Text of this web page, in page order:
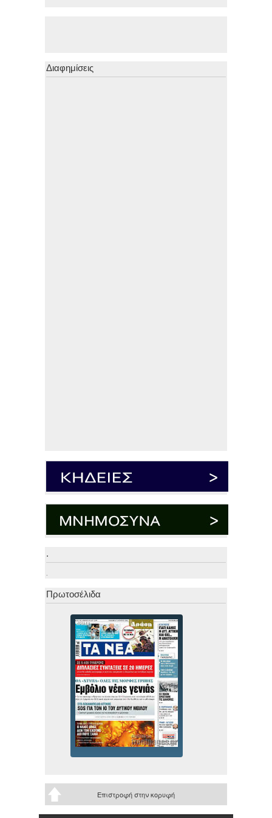
Διαφημίσεις
.
.
Πρωτοσέλιδα
Επιστροφή στην κορυφή